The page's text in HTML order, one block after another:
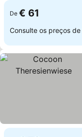
De € 61
Consulte os preços de